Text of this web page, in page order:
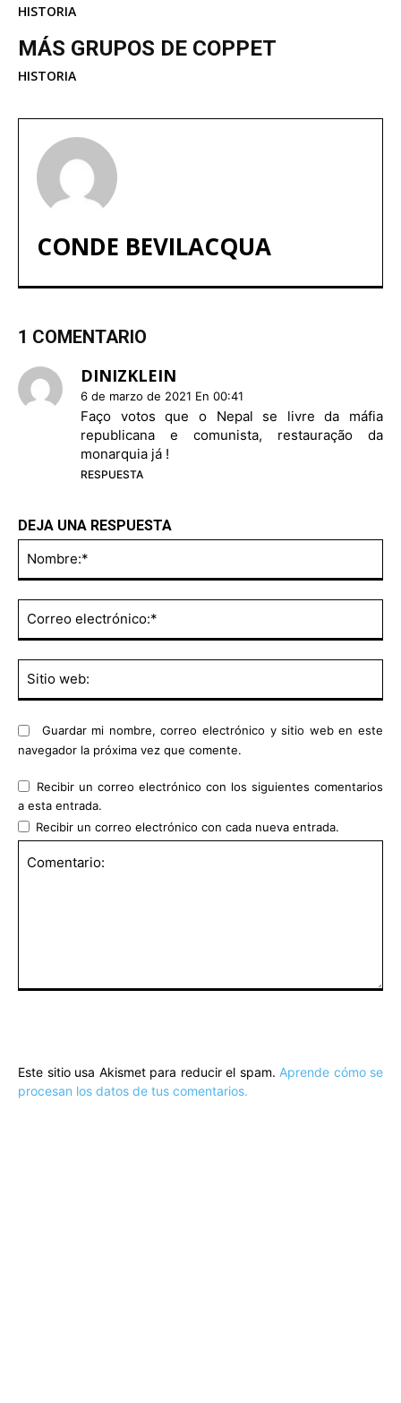
HISTORIA
MÁS GRUPOS DE COPPET
HISTORIA
CONDE BEVILACQUA
1 COMENTARIO
DINIZKLEIN
6 de marzo de 2021 En 00:41
Faço votos que o Nepal se livre da máfia
republicana e comunista, restauração da
monarquia já !
RESPUESTA
DEJA UNA RESPUESTA
Guardar mi nombre, correo electrónico y sitio web en este
navegador la próxima vez que comente.
Recibir un correo electrónico con los siguientes comentarios
a esta entrada.
Recibir un correo electrónico con cada nueva entrada.
Este sitio usa Akismet para reducir el spam. Aprende cómo se
procesan los datos de tus comentarios.